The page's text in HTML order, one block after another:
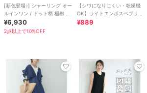
[新色登場♪] シャーリング オー
ルインワン / ドット柄 楊柳 ギ
ンガム 【mil(ミル)】
¥6,930
2点以上で10%OFF
【シワになりにくい・乾燥機
OK】ライトエンボスペプラム
オールインワン 全2色
¥889